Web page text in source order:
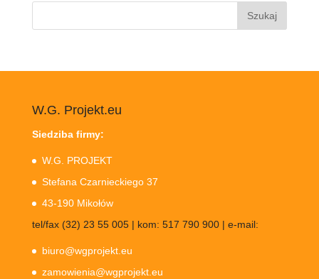
Szukaj:
W.G. Projekt.eu
Siedziba firmy:
W.G. PROJEKT
Stefana Czarnieckiego 37
43-190 Mikołów
tel/fax (32) 23 55 005 | kom: 517 790 900 | e-mail:
biuro@wgprojekt.eu
zamowienia@wgprojekt.eu